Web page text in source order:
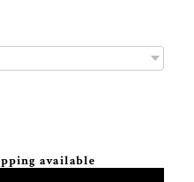
available